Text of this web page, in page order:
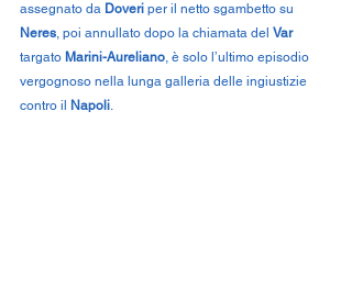
assegnato da Doveri per il netto sgambetto su
Neres, poi annullato dopo la chiamata del Var
targato Marini-Aureliano, è solo l’ultimo episodio
vergognoso nella lunga galleria delle ingiustizie
contro il
Napoli.